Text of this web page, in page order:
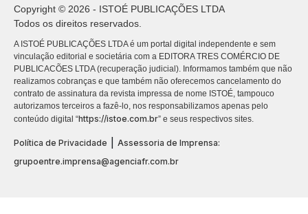
Copyright © 2026 - ISTOÉ PUBLICAÇÕES LTDA
Todos os direitos reservados.
A ISTOÉ PUBLICAÇÕES LTDA é um portal digital independente e sem
vinculação editorial e societária com a EDITORA TRES COMÉRCIO DE
PUBLICACÕES LTDA (recuperação judicial). Informamos também que não
realizamos cobranças e que também não oferecemos cancelamento do
contrato de assinatura da revista impressa de nome ISTOÉ, tampouco
autorizamos terceiros a fazê-lo, nos responsabilizamos apenas pelo
conteúdo digital “https://istoe.com.br” e seus respectivos sites.
Política de Privacidade
Assessoria de Imprensa:
grupoentre.imprensa@agenciafr.com.br